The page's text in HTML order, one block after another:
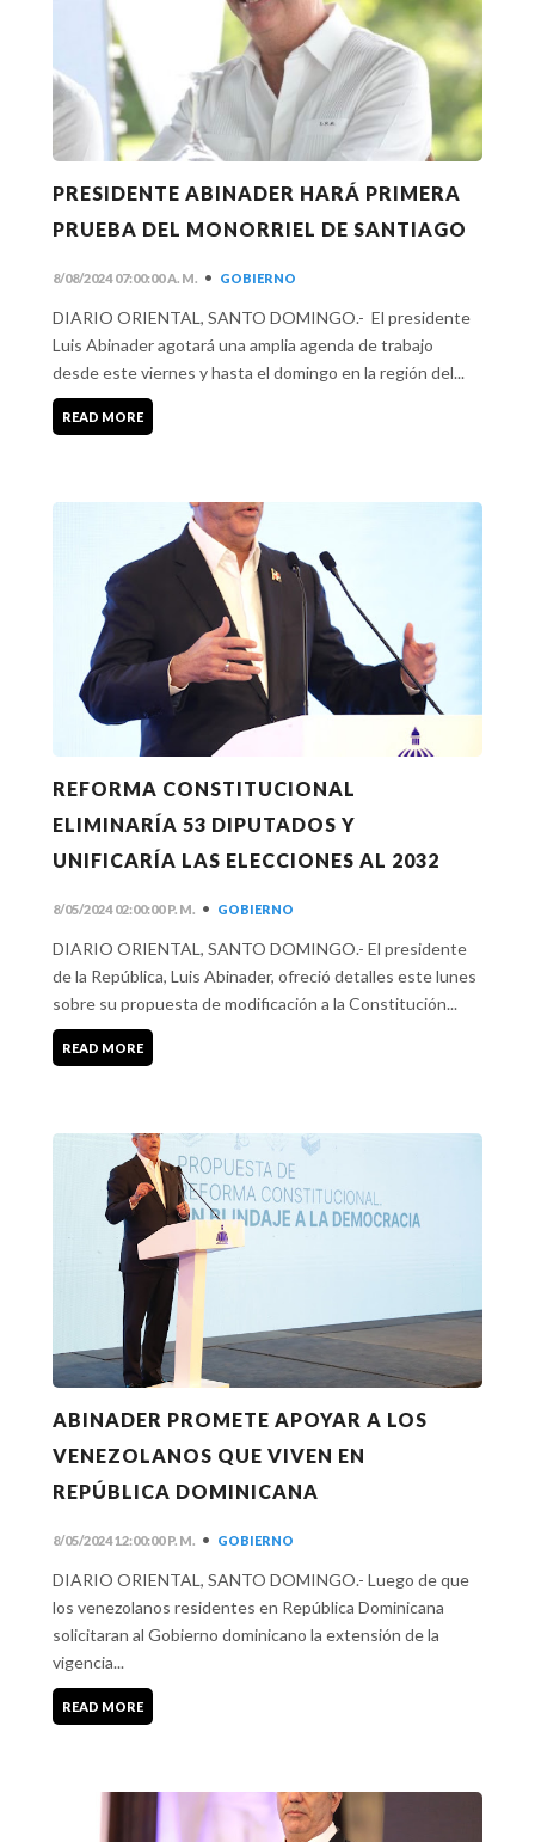
PRESIDENTE ABINADER HARÁ PRIMERA
PRUEBA DEL MONORRIEL DE SANTIAGO
8/08/2024 07:00:00 A. M. • GOBIERNO
DIARIO ORIENTAL, SANTO DOMINGO.- El presidente
Luis Abinader agotará una amplia agenda de trabajo
desde este viernes y hasta el domingo en la región del...
READ MORE
REFORMA CONSTITUCIONAL
ELIMINARÍA 53 DIPUTADOS Y
UNIFICARÍA LAS ELECCIONES AL 2032
8/05/2024 02:00:00 P. M. • GOBIERNO
DIARIO ORIENTAL, SANTO DOMINGO.- El presidente
de la República, Luis Abinader, ofreció detalles este lunes
sobre su propuesta de modificación a la Constitución...
READ MORE
ABINADER PROMETE APOYAR A LOS
VENEZOLANOS QUE VIVEN EN
REPÚBLICA DOMINICANA
8/05/2024 12:00:00 P. M. • GOBIERNO
DIARIO ORIENTAL, SANTO DOMINGO.- Luego de que
los venezolanos residentes en República Dominicana
solicitaran al Gobierno dominicano la extensión de la
vigencia...
READ MORE